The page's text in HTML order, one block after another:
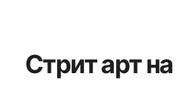
Стрит арт на